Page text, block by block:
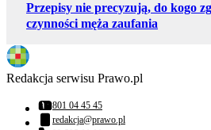
Przepisy nie precyzują, do kogo
czynności męża zaufania
Redakcja serwisu Prawo.pl
Numer telefonu:
801 04 45 45
Adres email:
redakcja@prawo.pl